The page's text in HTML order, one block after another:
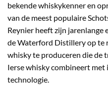
bekende whiskykenner en
van de meest populaire
Reynier heeft zijn jarenlange
de Waterford Distillery op te
whisky te produceren die de
Ierse whisky combineert
technologie.